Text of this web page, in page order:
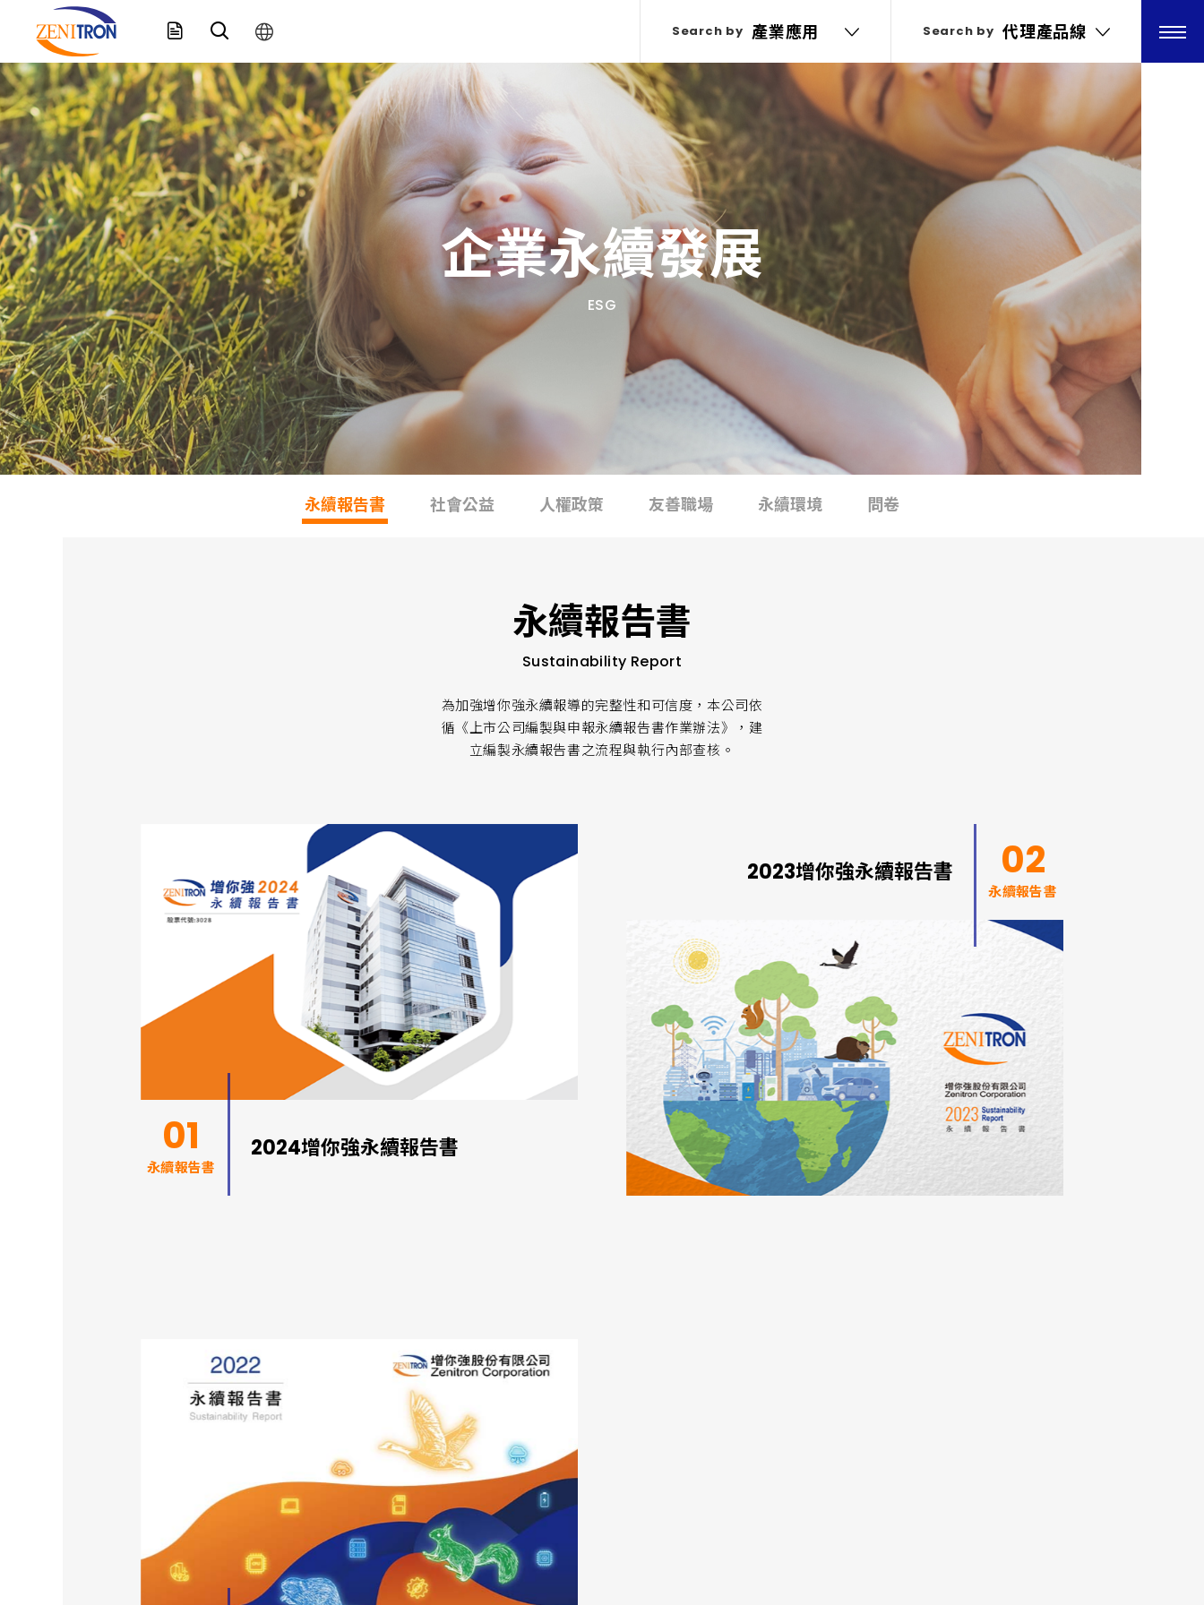
Search by 產業應用 Search by 代理產品線
Search by 產業應用 Search by 代理產品線
企業永續發展
ESG
永續報告書 社會公益 人權政策 友善職場 永續環境 問卷
永續報告書
Sustainability Report
為加強增你強永續報導的完整性和可信度，本公司依
循《上市公司編製與申報永續報告書作業辦法》，建
立編製永續報告書之流程與執行內部查核。
01
永續報告書
2024增你強永續報告書
02
永續報告書
2023增你強永續報告書